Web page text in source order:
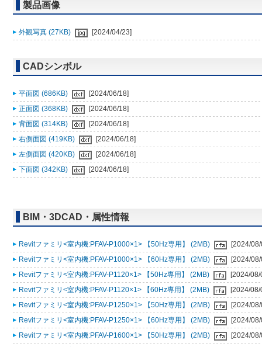
製品画像
外観写真 (27KB) [2024/04/23]
CADシンボル
平面図 (686KB)
[2024/06/18]
正面図 (368KB)
[2024/06/18]
背面図 (314KB)
[2024/06/18]
右側面図 (419KB)
[2024/06/18]
左側面図 (420KB)
[2024/06/18]
下面図 (342KB)
[2024/06/18]
BIM・3DCAD・属性情報
Revitファミリ<室内機:PFAV-P1000×1> 【50Hz専用】 (2MB)
[2024/
Revitファミリ<室内機:PFAV-P1000×1> 【60Hz専用】 (2MB)
[2024/
Revitファミリ<室内機:PFAV-P1120×1> 【50Hz専用】 (2MB)
[2024/08/
Revitファミリ<室内機:PFAV-P1120×1> 【60Hz専用】 (2MB)
[2024/08/
Revitファミリ<室内機:PFAV-P1250×1> 【50Hz専用】 (2MB)
[2024/
Revitファミリ<室内機:PFAV-P1250×1> 【60Hz専用】 (2MB)
[2024/
Revitファミリ<室内機:PFAV-P1600×1> 【50Hz専用】 (2MB)
[2024/